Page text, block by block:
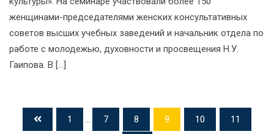
женщинами-председателями женских консультативных
советов высших учебных заведений и начальник отдела по
работе с молодежью, духовности и просвещения Н.У.
Гаипова. В […]
1 ... 7 8 9 10 11